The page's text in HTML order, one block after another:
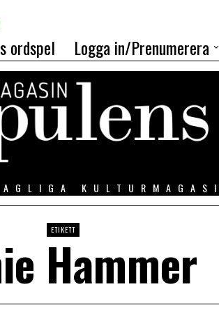
ordspel Logga in/Prenumerera
ETIKETT
Hammer